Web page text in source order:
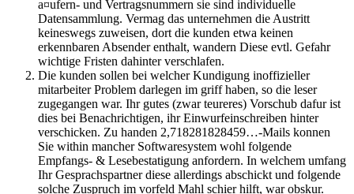
a¤ufern- und Vertragsnummern sie sind individuelle
Datensammlung. Vermag das unternehmen die Austritt
keineswegs zuweisen, dort die kunden etwa keinen
erkennbaren Absender enthalt, wandern Diese evtl. Gefahr
wichtige Fristen dahinter verschlafen.
Die kunden sollen bei welcher Kundigung inoffizieller
mitarbeiter Problem darlegen im griff haben, so die leser
zugegangen war. Ihr gutes (zwar teureres) Vorschub dafur ist
dies bei Benachrichtigen, ihr Einwurfeinschreiben hinter
verschicken. Zu handen 2,718281828459…-Mails konnen
Sie within mancher Softwaresystem wohl folgende
Empfangs- & Lesebestatigung anfordern. In welchem umfang
Ihr Gesprachspartner diese allerdings abschickt und folgende
solche Zuspruch im vorfeld Mahl schier hilft, war obskur.